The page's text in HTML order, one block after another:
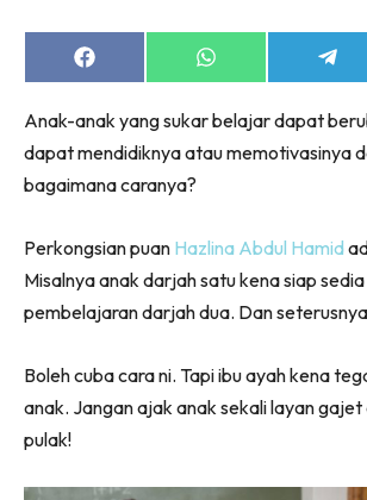
Share
on
Share
on
Share
on
Anak-anak yang sukar belajar dapat
dapat mendidiknya atau memotivasinya
bagaimana caranya?
Perkongsian puan Hazlina Abdul Hamid
Misalnya anak darjah satu kena siap
pembelajaran darjah dua. Dan
Boleh cuba cara ni. Tapi ibu ayah kena
anak. Jangan ajak anak sekali layan
pulak!